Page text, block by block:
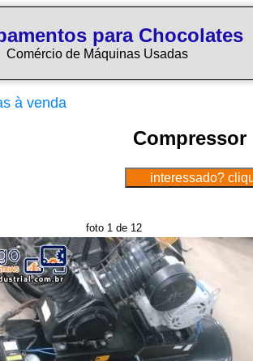
para Chocolates
Comércio de Máquinas Usadas
à venda
Compressor
foto 1 de 12